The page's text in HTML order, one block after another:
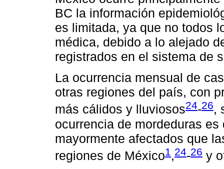
BC la información
es limitada, ya que no todos
médica, debido a lo alejado
registrados en el sistema de
La ocurrencia mensual de
otras regiones del país, con
más cálidos y lluviosos24-26,
ocurrencia de mordeduras
mayormente afectados que
regiones de México1,24-26 y